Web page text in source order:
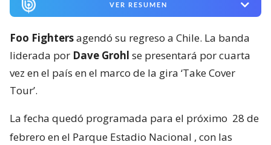
VER RESUMEN
Foo Fightersagendó su regreso a Chile. La banda
liderada por Dave Grohl se presentará por cuarta
vez en el país en el marco de la gira ‘Take Cover
Tour’.
La fecha quedó programada para el próximo 28 de
febrero en el Parque Estadio Nacional , con las